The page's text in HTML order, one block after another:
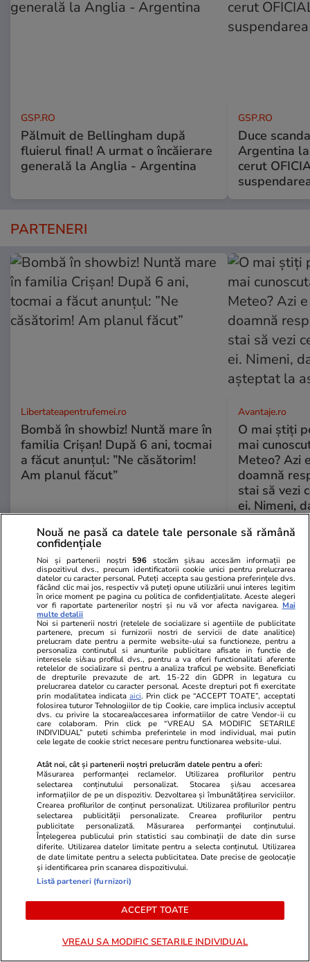
GSP.RO
Pălmuit de Bellingham după
fluierul final! A urmat o încăierare
generală la Anglia - Argentina
GSP.RO
Duce
Argentina
cerut
PARTENERI
Libertateapentrufemei.ro
Bombă în showbiz! Nuntă mare în
familia Crișan! După 6 ani, tocmai
a făcut anunțul: ”Ne căsătorim!
Am planul făcut”
Avantaje.ro
O mai știți
mai
Meteo? Azi
doamnă
stai să vezi
ei. Nimeni,
ȘTIRI ROMÂNIA
Politică 16 iul.
Nicușor Dan către un jurnalist
care l-a întrebat cât se mai
ferește să propună un premier:
„Dacă vă propun pe
dumneavoastră ajungem
undeva?”
Politică 16 iul.
Sorin Grindeanu a dezvăluit
culisele negocierilor dintre
Nicușor Dan și partide: „A
reascultat înregistrările și l-a
întrebat pe Bolojan de ce s-a
răzgândit”. Reacția premierului
demis
Nouă ne pasă ca datele tale personale să rămână
confidențiale
Noi și partenerii noștri 596 stocăm și/sau accesăm informații pe
dispozitivul dvs., precum identificatorii cookie unici pentru prelucrarea
datelor cu caracter personal. Puteți accepta sau gestiona preferințele dvs.
făcând clic mai jos, respectiv vă puteți opune utilizării unui interes legitim
în orice moment pe pagina cu politica de confidențialitate. Aceste alegeri
vor fi raportate partenerilor noștri și nu vă vor afecta navigarea. Mai
multe detalii
Noi si partenerii nostri (retelele de socializare si agentiile de publicitate
partenere, precum si furnizorii nostri de servicii de date analitice)
prelucram date pentru a permite website-ului sa functioneze, pentru a
personaliza continutul si anunturile publicitare afisate in functie de
interesele si/sau profilul dvs., pentru a va oferi functionalitati aferente
retelelor de socializare si pentru a analiza traficul pe website. Beneficiati
de drepturile prevazute de art. 15-22 din GDPR in legatura cu
prelucrarea datelor cu caracter personal. Aceste drepturi pot fi exercitate
prin modalitatea indicataaici. Prin click pe “ACCEPT TOATE”, acceptati
folosirea tuturor Tehnologiilor de tip Cookie, care implica inclusiv acceptul
dvs. cu privire la stocarea/accesarea informatiilor de catre Vendor-ii cu
care colaboram. Prin click pe “VREAU SA MODIFIC SETARILE
INDIVIDUAL” puteti schimba preferintele in mod individual, mai putin
cele legate de cookie strict necesare pentru functionarea website-ului.
Atât noi, cât și partenerii noștri prelucrăm datele pentru a oferi:
Măsurarea performanței reclamelor. Utilizarea profilurilor pentru
selectarea conținutului personalizat. Stocarea și/sau accesarea
informațiilor de pe un dispozitiv. Dezvoltarea și îmbunătățirea serviciilor.
Crearea profilurilor de conținut personalizat. Utilizarea profilurilor pentru
selectarea publicității personalizate. Crearea profilurilor pentru
publicitate personalizată. Măsurarea performanței conținutului.
Înțelegerea publicului prin statistici sau combinații de date din surse
diferite. Utilizarea datelor limitate pentru a selecta conținutul. Utilizarea
de date limitate pentru a selecta publicitatea. Date precise de geolocație
și identificarea prin scanarea dispozitivului.
Listă parteneri (furnizori)
ACCEPT TOATE
VREAU SA MODIFIC SETARILE INDIVIDUAL